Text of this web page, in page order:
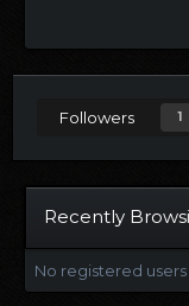
Followers 1
Recently
No registered